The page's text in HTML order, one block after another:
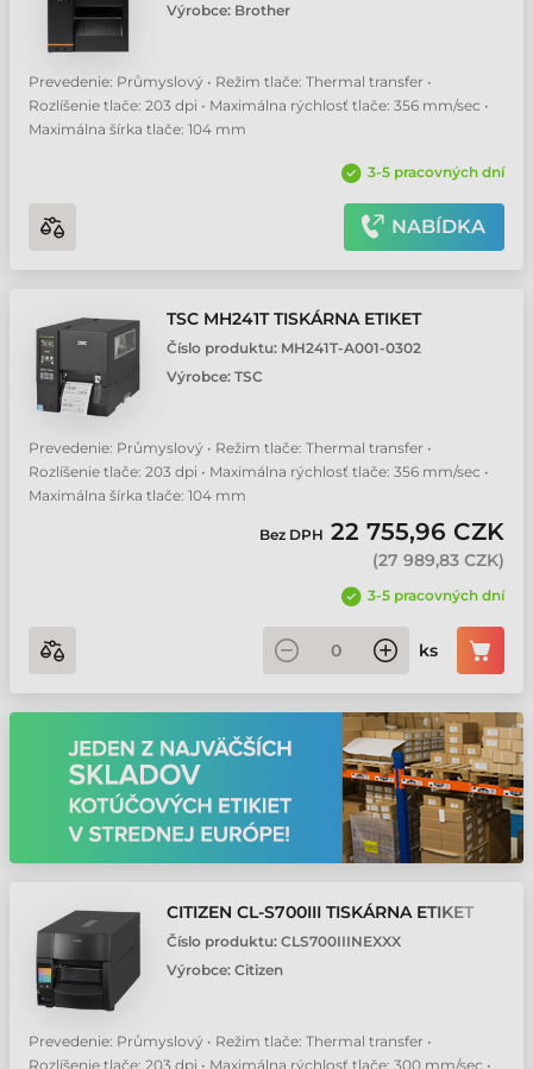
Výrobce: Brother
Prevedenie: Průmyslový • Režim tlače: Thermal transfer •
Rozlíšenie tlače: 203 dpi • Maximálna rýchlosť tlače: 356 mm/sec •
Maximálna šírka tlače: 104 mm
3-5 pracovných dní
NABÍDKA
TSC MH241T TISKÁRNA ETIKET
Číslo produktu: MH241T-A001-0302
Výrobce: TSC
Prevedenie: Průmyslový • Režim tlače: Thermal transfer •
Rozlíšenie tlače: 203 dpi • Maximálna rýchlosť tlače: 356 mm/sec •
Maximálna šírka tlače: 104 mm
Bez DPH 22 755,96 CZK
(27 989,83 CZK)
3-5 pracovných dní
ks
CITIZEN CL-S700III TISKÁRNA ETIKET
Číslo produktu: CLS700IIINEXXX
Výrobce: Citizen
Prevedenie: Průmyslový • Režim tlače: Thermal transfer •
Rozlíšenie tlače: 203 dpi • Maximálna rýchlosť tlače: 300 mm/sec •